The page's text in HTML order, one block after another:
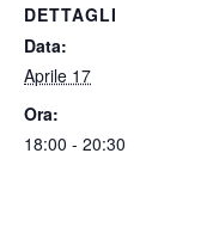
DETTAGLI
Data:
Aprile 17
Ora:
18:00 - 20:30